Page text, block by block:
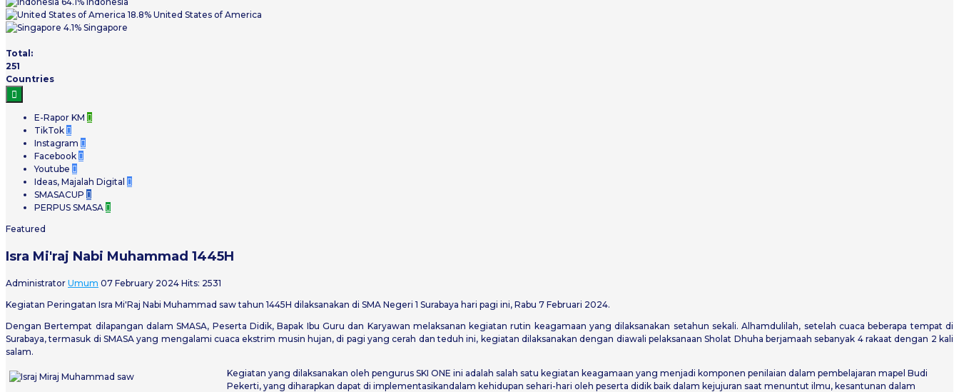
18.8% United States of America
4.1% Singapore
Total:
251
Countries

E-Rapor KM 
TikTok 
Instagram 
Facebook 
Youtube 
Ideas, Majalah Digital 
SMASACUP 
PERPUS SMASA 
Featured
Isra Mi'raj Nabi Muhammad 1445H
Administrator Umum 07 February 2024 Hits: 2531
Kegiatan Peringatan Isra Mi'Raj Nabi Muhammad saw tahun 1445H dilaksanakan di SMA Negeri 1 Surabaya hari pagi ini, Rabu 7 Februari 2024.
Dengan Bertempat dilapangan dalam SMASA, Peserta Didik, Bapak Ibu Guru dan Karyawan melaksanan kegiatan rutin keagamaan yang dilaksanakan setahun sekali. Alhamdulilah, setelah cuaca beberapa tempat di
Surabaya, termasuk di SMASA yang mengalami cuaca ekstrim musin hujan, di pagi yang cerah dan teduh ini, kegiatan dilaksanakan dengan diawali pelaksanaan Sholat Dhuha berjamaah sebanyak 4 rakaat dengan 2 kali
salam.
Kegiatan yang dilaksanakan oleh pengurus SKI ONE ini adalah salah satu kegiatan keagamaan yang menjadi komponen penilaian dalam pembelajaran mapel Budi
Pekerti, yang diharapkan dapat di implementasikandalam kehidupan sehari-hari oleh peserta didik baik dalam kejujuran saat menuntut ilmu, kesantunan dalam